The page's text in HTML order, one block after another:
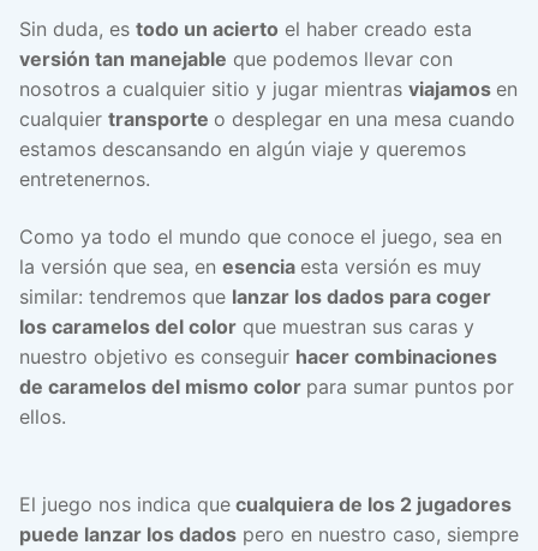
Sin duda, es todo un acierto el haber creado esta
versión tan manejable que podemos llevar con
nosotros a cualquier sitio y jugar mientras viajamos en
cualquier transporte o desplegar en una mesa cuando
estamos descansando en algún viaje y queremos
entretenernos.
Como ya todo el mundo que conoce el juego, sea en
la versión que sea, en esencia esta versión es muy
similar: tendremos que lanzar los dados para coger
los caramelos del color que muestran sus caras y
nuestro objetivo es conseguir hacer combinaciones
de caramelos del mismo color para sumar puntos por
ellos.
El juego nos indica que cualquiera de los 2 jugadores
puede lanzar los dados pero en nuestro caso, siempre